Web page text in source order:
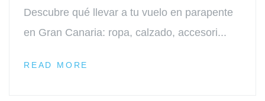
Descubre qué llevar a tu vuelo en parapente
en Gran Canaria: ropa, calzado, accesori...
READ MORE